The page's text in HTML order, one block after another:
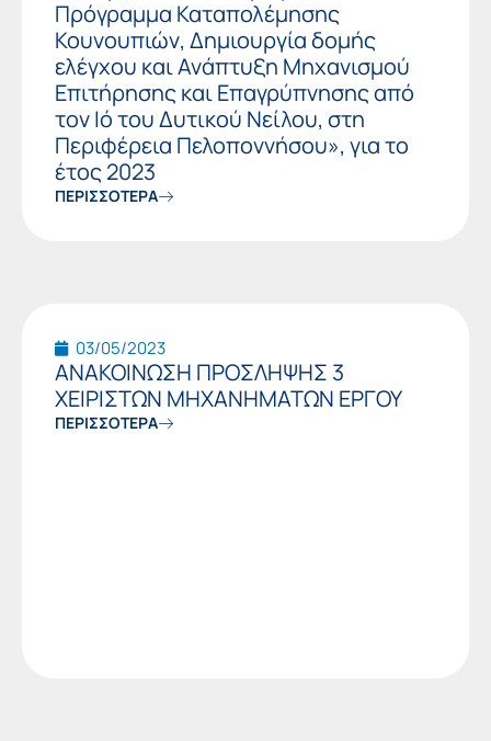
Πρόγραμμα Καταπολέμησης
Κουνουπιών, Δημιουργία δομής
ελέγχου και Ανάπτυξη Μηχανισμού
Επιτήρησης και Επαγρύπνησης από
τον Ιό του Δυτικού Νείλου, στη
Περιφέρεια Πελοποννήσου», για το
έτος 2023
ΠΕΡΙΣΣΟΤΕΡΑ
03/05/2023
ΑΝΑΚΟΙΝΩΣΗ ΠΡΟΣΛΗΨΗΣ 3
ΧΕΙΡΙΣΤΩΝ ΜΗΧΑΝΗΜΑΤΩΝ ΕΡΓΟΥ
ΠΕΡΙΣΣΟΤΕΡΑ